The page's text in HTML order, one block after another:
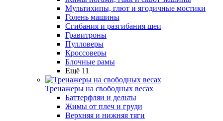
Мультихипы, глют и ягодичные мостики
Голень машины
Сгибания и разгибания шеи
Гравитроны
Пулловеры
Кроссоверы
Блочные рамы
Ещё 11
Тренажеры на свободных весах
Баттерфляи и дельты
Жимы от плеч и груди
Верхняя и нижняя тяги